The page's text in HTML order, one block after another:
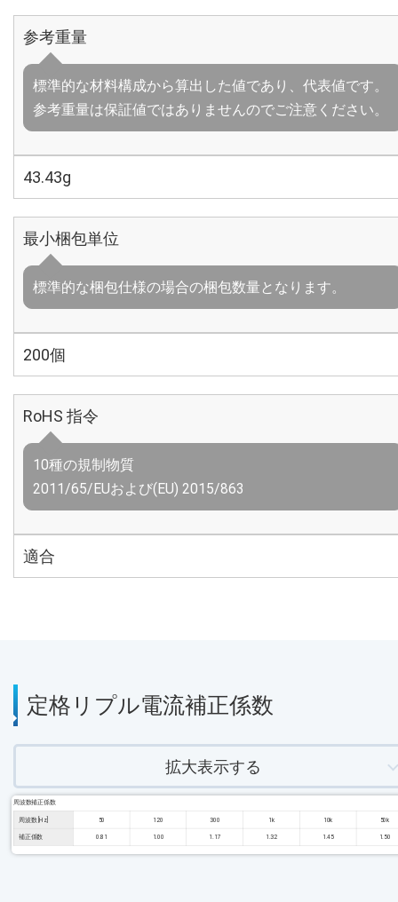
参考重量
標準的な材料構成から算出した値であり、代表値です。
参考重量は保証値ではありませんのでご注意ください。
43.43g
最小梱包単位
標準的な梱包仕様の場合の梱包数量となります。
200個
RoHS 指令
10種の規制物質
2011/65/EUおよび(EU) 2015/863
適合
定格リプル電流補正係数
拡大表示する
周波数補正係数
周波数 [Hz] 50 120 300 1k 10k 50k
補正係数 0.81 1.00 1.17 1.32 1.45 1.50